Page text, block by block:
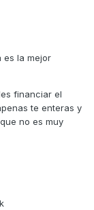
es la mejor
financiar el
te enteras y
no es muy